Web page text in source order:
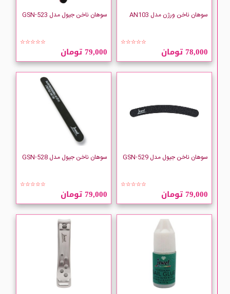
سوهان ناخن ورژن مدل AN103
☆☆☆☆☆
78,000 تومان
سوهان ناخن جیول مدل GSN-523
☆☆☆☆☆
79,000 تومان
سوهان ناخن جیول مدل GSN-529
☆☆☆☆☆
79,000 تومان
سوهان ناخن جیول مدل GSN-528
☆☆☆☆☆
79,000 تومان